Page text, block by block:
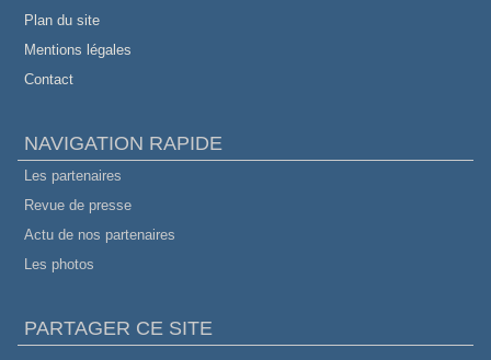
Plan du site
Mentions légales
Contact
NAVIGATION RAPIDE
Les partenaires
Revue de presse
Actu de nos partenaires
Les photos
PARTAGER CE SITE